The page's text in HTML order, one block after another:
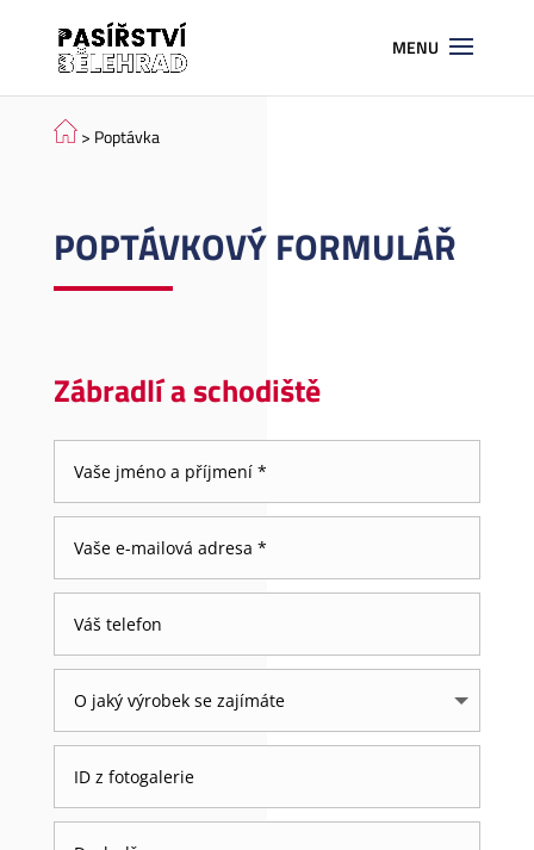
> Poptávka
POPTÁVKOVÝ FORMULÁŘ
Zábradlí a schodiště